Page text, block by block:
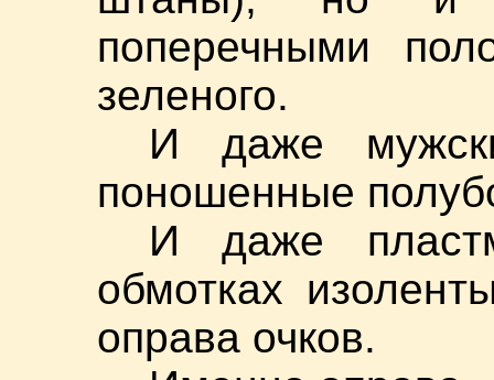
поперечными
зеленого.
И даже
поношенные
И даже
обмотках
оправа очков.